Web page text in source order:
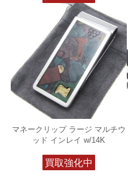
マネークリップ ラージ マルチウ
ッド インレイ w/14K
買取強化中